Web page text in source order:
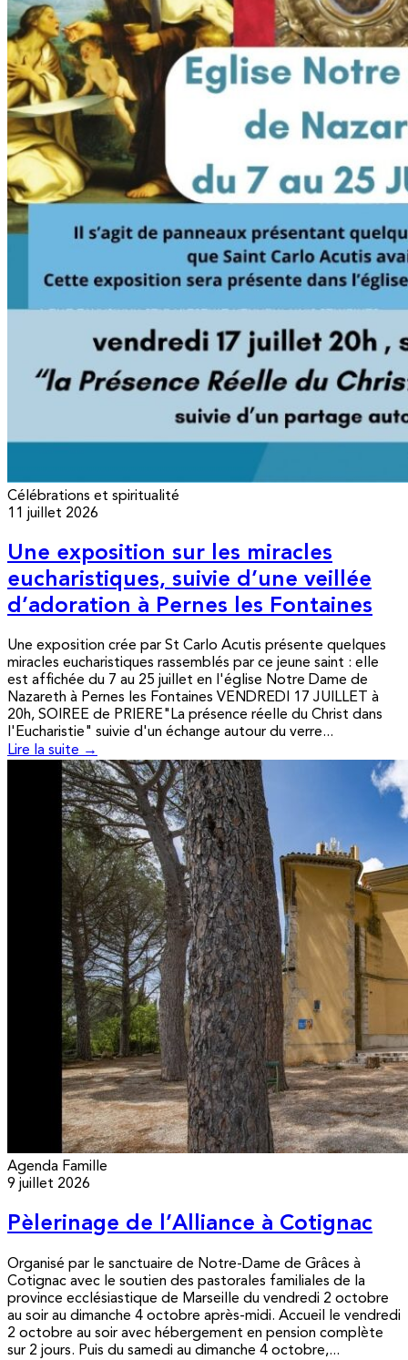
Célébrations et spiritualité
11 juillet 2026
Une exposition sur les miracles
eucharistiques, suivie d’une veillée
d’adoration à Pernes les Fontaines
Une exposition crée par St Carlo Acutis présente quelques
miracles eucharistiques rassemblés par ce jeune saint : elle
est affichée du 7 au 25 juillet en l'église Notre Dame de
Nazareth à Pernes les Fontaines VENDREDI 17 JUILLET à
20h, SOIREE de PRIERE"La présence réelle du Christ dans
l'Eucharistie" suivie d'un échange autour du verre...
Lire la suite →
Agenda Famille
9 juillet 2026
Pèlerinage de l’Alliance à Cotignac
Organisé par le sanctuaire de Notre-Dame de Grâces à
Cotignac avec le soutien des pastorales familiales de la
province ecclésiastique de Marseille du vendredi 2 octobre
au soir au dimanche 4 octobre après-midi. Accueil le vendredi
2 octobre au soir avec hébergement en pension complète
sur 2 jours. Puis du samedi au dimanche 4 octobre,...